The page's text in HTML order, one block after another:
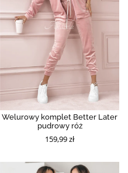
Welurowy komplet Better Later
pudrowy róż
159,99 zł